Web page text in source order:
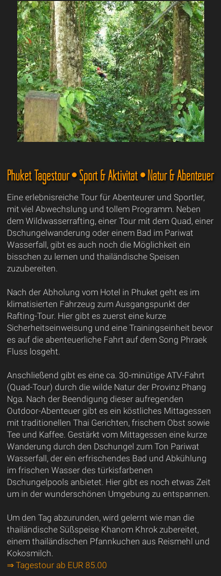
Phuket Tagestour • Sport & Aktivität • Natur & Abenteuer
Eine erlebnisreiche Tour für Abenteurer und Sportler,
mit viel Abwechslung und tollem Programm. Neben
dem Wildwasserrafting, einer Tour mit dem Quad, einer
Dschungelwanderung oder einem Bad im Pariwat
Wasserfall, gibt es auch noch die Möglichkeit ein
bisschen zu lernen und thailändische Speisen
zuzubereiten.
Nach der Abholung vom Hotel in Phuket geht es im
klimatisierten Fahrzeug zum Ausgangspunkt der
Rafting-Tour. Hier gibt es zuerst eine kurze
Sicherheitseinweisung und eine Trainingseinheit bevor
es auf die abenteuerliche Fahrt auf dem Song Phraek
Fluss losgeht.
Anschließend gibt es eine ca. 30-minütige ATV-Fahrt
(Quad-Tour) durch die wilde Natur der Provinz Phang
Nga. Nach der Beendigung dieser aufregenden
Outdoor-Abenteuer gibt es ein köstliches Mittagessen
mit traditionellen Thai Gerichten, frischem Obst sowie
Tee und Kaffee. Gestärkt vom Mittagessen eine kurze
Wanderung durch den Dschungel zum Ton Pariwat
Wasserfall, der ein erfrischendes Bad und Abkühlung
im frischen Wasser des türkisfarbenen
Dschungelpools anbietet. Hier gibt es noch etwas Zeit
um in der wunderschönen Umgebung zu entspannen.
Um den Tag abzurunden, wird gelernt wie man die
thailändische Süßspeise Khanom Khrok zubereitet,
einem thailändischen Pfannkuchen aus Reismehl und
Kokosmilch.
⇒ Tagestour ab EUR 85.00